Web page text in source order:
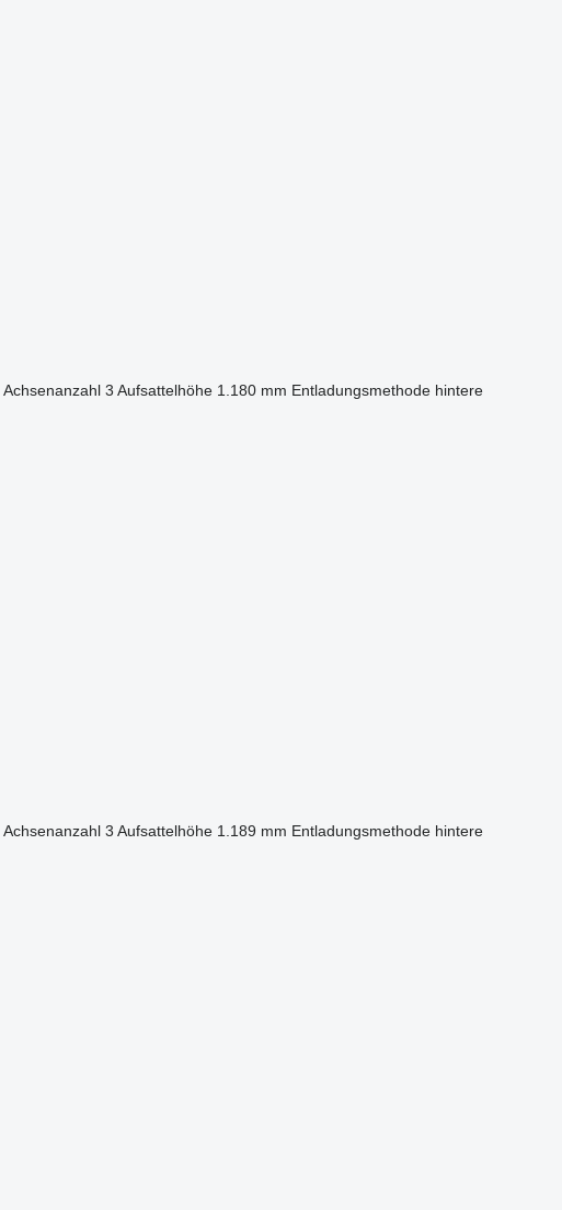
Achsenanzahl 3 Aufsattelhöhe 1.180 mm Entladungsmethode hintere
Achsenanzahl 3 Aufsattelhöhe 1.189 mm Entladungsmethode hintere